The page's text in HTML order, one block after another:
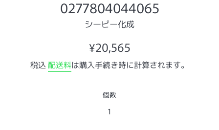
0277804044065
シーピー化成
通
価
¥20,565
税込 配送料は購入手続き時に計算されます。
個数